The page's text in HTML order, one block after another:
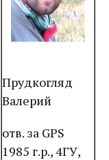
Прудкогляд
Валерий
отв. за GPS
1985 г.р., 4ГУ,